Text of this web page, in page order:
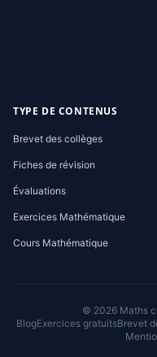
TYPE DE CONTENUS
Brevet des collèges
Fiches de révision
Évaluations
Exercices Mathématique
Cours Mathématique
© 2026 Maths
BlogExercices gratuitsBrevet